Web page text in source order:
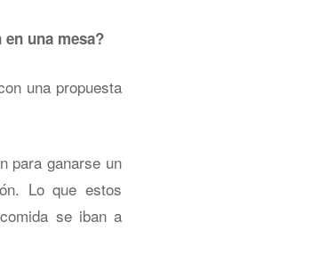
una mesa?
una propuesta
para ganarse un
Lo que estos
se iban a